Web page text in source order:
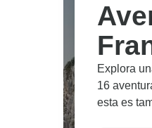
Explora
16
esta es